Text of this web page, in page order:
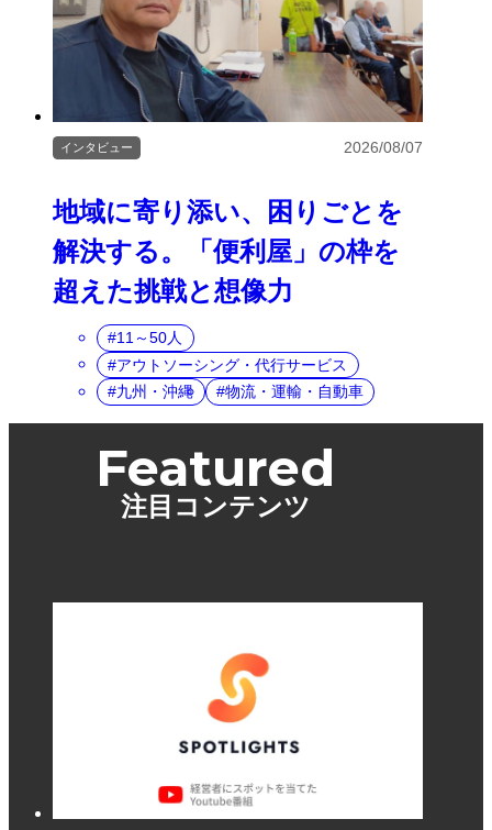
地域に寄り添い、困りごとを
解決する。「便利屋」の枠を
超えた挑戦と想像力
インタビュー 2026/08/07
11～50人
アウトソーシング・代行サービス
九州・沖縄
物流・運輸・自動車
Featured
注目コンテンツ